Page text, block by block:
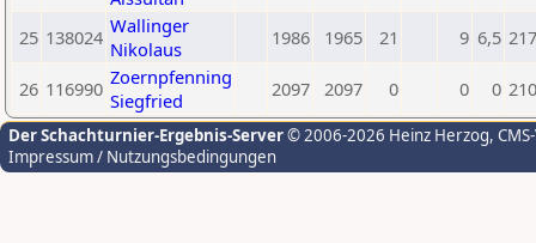
25 138024 Wallinger
Nikolaus
1986 1965 21 9 6,5
26 116990 Zoernpfenning
Siegfried
2097 2097 0 0 0
Der Schachturnier-Ergebnis-Server© 2006-2026 Heinz Herzog,
Impressum / Nutzungsbedingungen